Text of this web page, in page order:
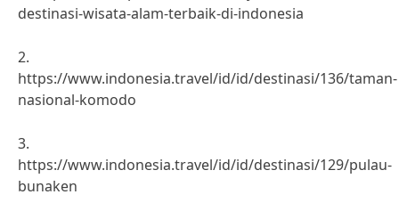
destinasi-wisata-alam-terbaik-di-indonesia
2.
https://www.indonesia.travel/id/id/destinasi/136/taman-
nasional-komodo
3.
https://www.indonesia.travel/id/id/destinasi/129/pulau-
bunaken